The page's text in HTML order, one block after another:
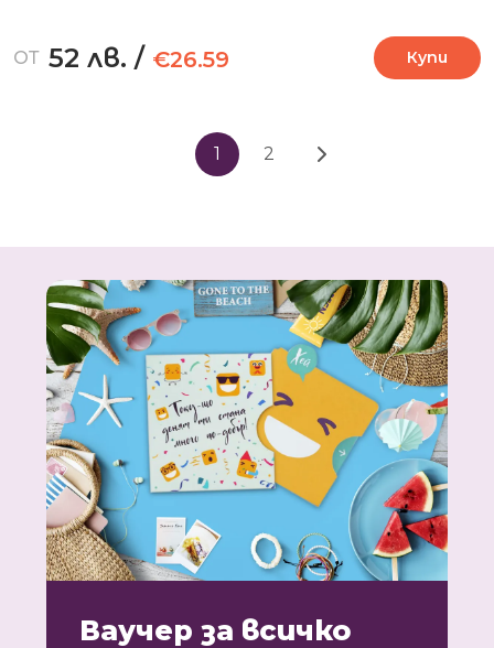
ОТ 52 лв. / €26.59 Купи
1 2
Ваучер за всичко